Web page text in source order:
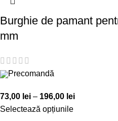
Burghie de pamant
mm
Precomandă
73,00 lei – 196,00 lei
Selectează opțiunile